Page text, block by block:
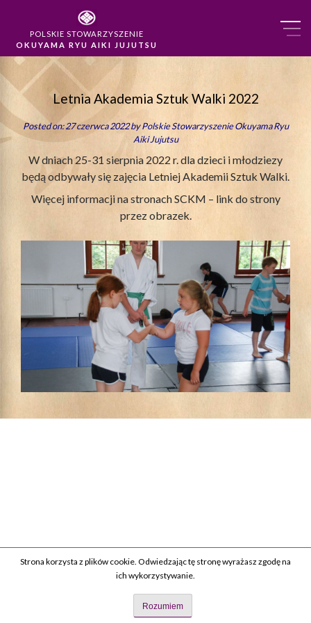
Strona korzysta z plików cookie. Odwiedzając tę stronę wyrażasz zgodę na
ich wykorzystywanie.
Rozumiem
POLSKIE STOWARZYSZENIE
OKUYAMA RYU AIKI JUJUTSU
Letnia Akademia Sztuk Walki 2022
Posted on: 27 czerwca 2022 byPolskie Stowarzyszenie Okuyama Ryu
Aiki Jujutsu
W dniach 25-31 sierpnia 2022 r. dla dzieci i młodziezy
będą odbywały się zajęcia Letniej Akademii Sztuk Walki.
Więcej informacji na stronach SCKM – link do strony
przez obrazek.